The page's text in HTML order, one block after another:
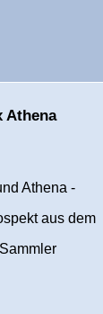
Athena
Athena -
aus dem